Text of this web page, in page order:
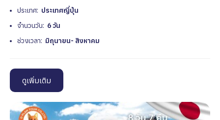
ประเทศ: ประเทศญี่ปุ่น
จำนวนวัน: 6 วัน
ช่วงเวลา: มิถุนายน- สิงหาคม
ดูเพิ่มเติม